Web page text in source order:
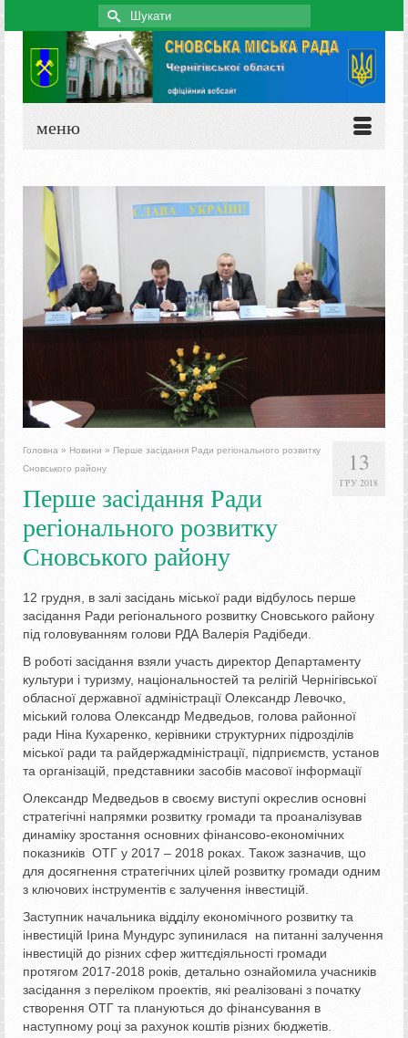
Search
for:
меню
13
ГРУ 2018
Головна » Новини » Перше засідання Ради регіонального розвитку
Сновського району
Перше засідання Ради
регіонального розвитку
Сновського району
12 грудня, в залі засідань міської ради відбулось перше
засідання Ради регіонального розвитку Сновського району
під головуванням голови РДА Валерія Радібеди.
В роботі засідання взяли участь директор Департаменту
культури і туризму, національностей та релігій Чернігівської
обласної державної адміністрації Олександр Левочко,
міський голова Олександр Медведьов, голова районної
ради Ніна Кухаренко, керівники структурних підрозділів
міської ради та райдержадміністрації, підприємств, установ
та організацій, представники засобів масової інформації
Олександр Медведьов в своєму виступі окреслив основні
стратегічні напрямки розвитку громади та проаналізував
динаміку зростання основних фінансово-економічних
показників ОТГ у 2017 – 2018 роках. Також зазначив, що
для досягнення стратегічних цілей розвитку громади одним
з ключових інструментів є залучення інвестицій.
Заступник начальника відділу економічного розвитку та
інвестицій Ірина Мундурс зупинилася на питанні залучення
інвестицій до різних сфер життєдіяльності громади
протягом 2017-2018 років, детально ознайомила учасників
засідання з переліком проектів, які реалізовані з початку
створення ОТГ та плануються до фінансування в
наступному році за рахунок коштів різних бюджетів.